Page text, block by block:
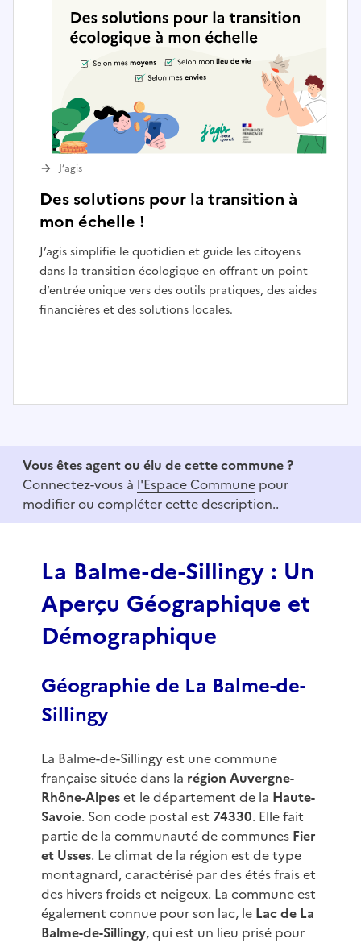
Des solutions pour la transition à
mon échelle !
J’agis simplifie le quotidien et guide les citoyens
dans la transition écologique en offrant un point
d’entrée unique vers des outils pratiques, des aides
financières et des solutions locales.
J’agis
f
Vous êtes agent ou élu de cette commune ?
Connectez-vous à l'Espace Commune pour
modifier ou compléter cette description..
La Balme-de-Sillingy : Un
Aperçu Géographique et
Démographique
Géographie de La Balme-de-
Sillingy
La Balme-de-Sillingy est une commune
française située dans la région Auvergne-
Rhône-Alpeset le département de la Haute-
Savoie. Son code postal est 74330. Elle fait
partie de la communauté de communes Fier
et Usses. Le climat de la région est de type
montagnard, caractérisé par des étés frais et
des hivers froids et neigeux. La commune est
également connue pour son lac, le Lac de La
Balme-de-Sillingy, qui est un lieu prisé pour